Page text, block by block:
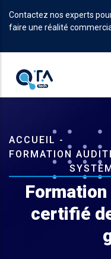
au
contenu
Contactez nos experts
faire une réalité
Fil
d'Ariane
ACCUEIL -
FORMATION
certifié